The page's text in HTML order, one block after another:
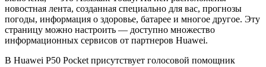
новостная лента, созданная специально для вас, прогнозы
погоды, информация о здоровье, батарее и многое другое. Эту
страницу можно настроить — доступно множество
информационных сервисов от партнеров Huawei.
В Huawei P50 Pocket присутствует голосовой помощник